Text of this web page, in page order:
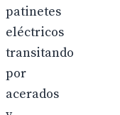
patinetes
eléctricos
transitando
por
acerados